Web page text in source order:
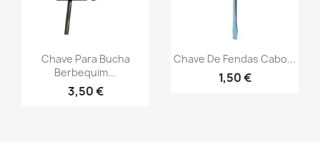
Chave Para Bucha
Berbequim...
3,50 €
Chave De Fendas Cabo...
1,50 €